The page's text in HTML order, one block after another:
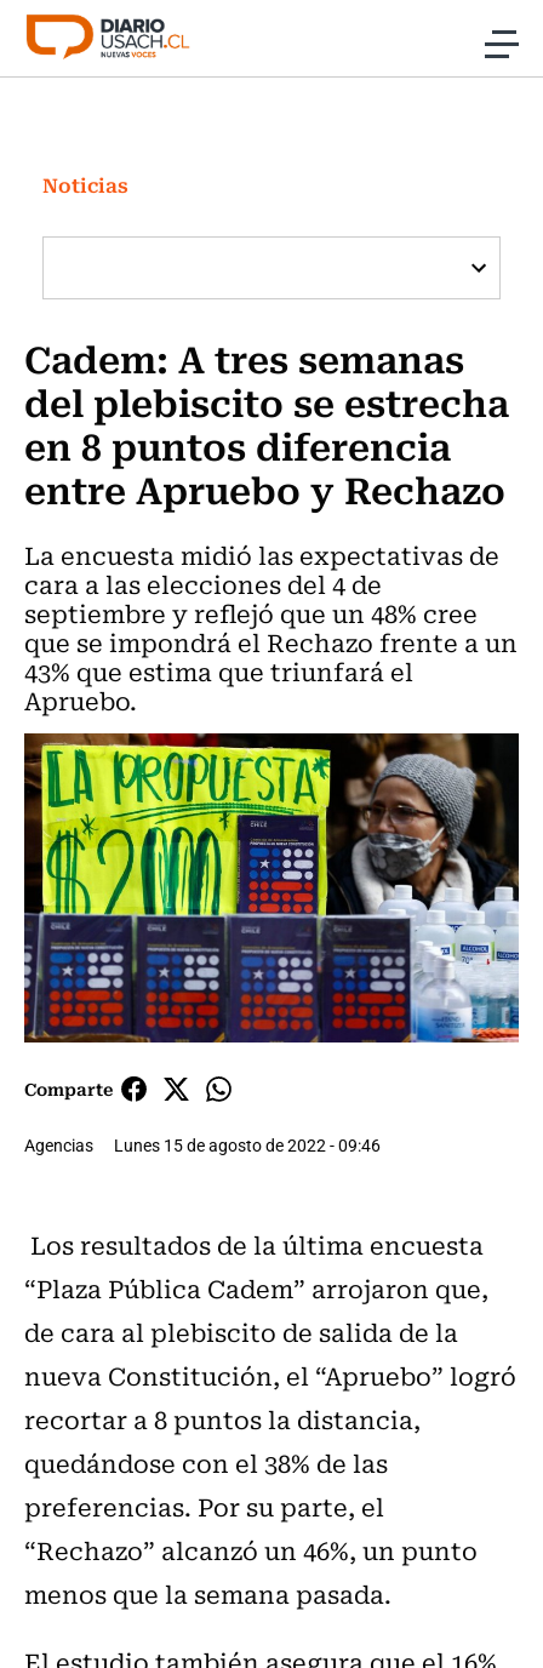
Click acá para ir directamente al contenido
Investigación
Cultura
Programas Radio y TV Usach
Noticias
Cadem: A tres semanas
del plebiscito se estrecha
en 8 puntos diferencia
entre Apruebo y Rechazo
La encuesta midió las expectativas de
cara a las elecciones del 4 de
septiembre y reflejó que un 48% cree
que se impondrá el Rechazo frente a un
43% que estima que triunfará el
Apruebo.
Comparte
Agencias Lunes 15 de agosto de 2022 - 09:46
Los resultados de la última encuesta
“Plaza Pública Cadem” arrojaron que,
de cara al plebiscito de salida de la
nueva Constitución, el “Apruebo” logró
recortar a 8 puntos la distancia,
quedándose con el 38% de las
preferencias. Por su parte, el
“Rechazo” alcanzó un 46%, un punto
menos que la semana pasada.